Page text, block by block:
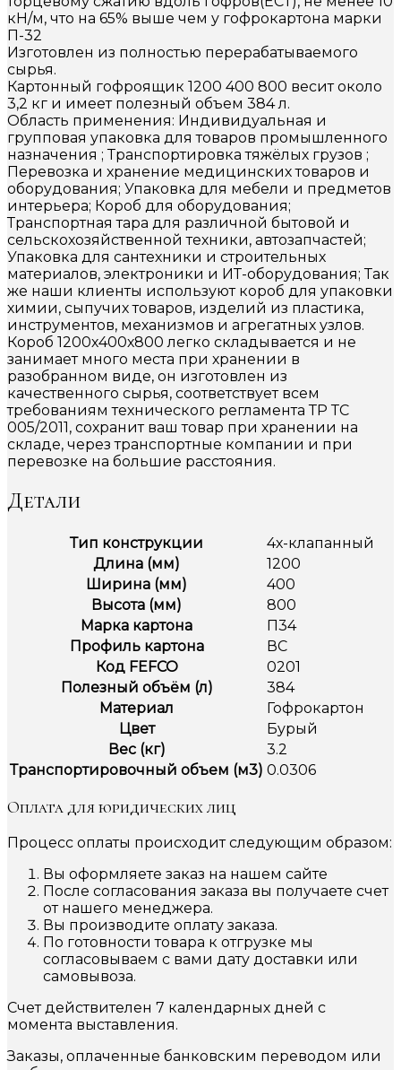
кН/м, что на 65% выше чем у гофрокартона марки
П-32
Изготовлен из полностью перерабатываемого
сырья.
Картонный гофроящик 1200 400 800 весит около
3,2 кг и имеет полезный объем 384 л.
Область применения: Индивидуальная и
групповая упаковка для товаров промышленного
назначения ; Транспортировка тяжёлых грузов ;
Перевозка и хранение медицинских товаров и
оборудования; Упаковка для мебели и предметов
интерьера; Короб для оборудования;
Транспортная тара для различной бытовой и
сельскохозяйственной техники, автозапчастей;
Упаковка для сантехники и строительных
материалов, электроники и ИТ-оборудования; Так
же наши клиенты используют короб для упаковки
химии, сыпучих товаров, изделий из пластика,
инструментов, механизмов и агрегатных узлов.
Короб 1200х400х800 легко складывается и не
занимает много места при хранении в
разобранном виде, он изготовлен из
качественного сырья, соответствует всем
требованиям технического регламента ТР ТС
005/2011, сохранит ваш товар при хранении на
складе, через транспортные компании и при
перевозке на большие расстояния.
Детали
Тип конструкции
4х-клапанный
Длина (мм)
1200
Ширина (мм)
400
Высота (мм)
800
Марка картона
П34
Профиль картона
ВС
Код FEFCO
0201
Полезный объём (л)
384
Материал
Гофрокартон
Цвет
Бурый
Вес (кг)
3.2
Транспортировочный объем (м3) 0.0306
Оплата для юридических лиц
Процесс оплаты происходит следующим образом:
Вы оформляете заказ на нашем сайте
После согласования заказа вы получаете счет
от нашего менеджера.
Вы производите оплату заказа.
По готовности товара к отгрузке мы
согласовываем с вами дату доставки или
самовывоза.
Счет действителен 7 календарных дней с
момента выставления.
Заказы, оплаченные банковским переводом или